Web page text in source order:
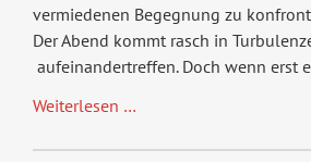
vermiedenen Begegnung zu
Der Abend kommt rasch in
aufeinandertreffen. Doch wenn erst
Weiterlesen …